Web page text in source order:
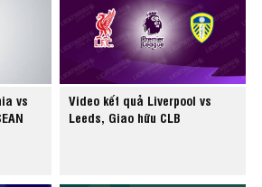
vs
Video kết quả Liverpool vs
Leeds, Giao hữu CLB